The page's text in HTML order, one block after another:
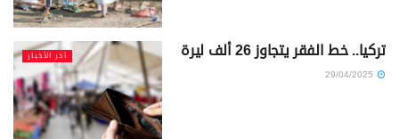
آخر الأخبار تركيا.. خط الفقر يتجاوز 26 ألف ليرة